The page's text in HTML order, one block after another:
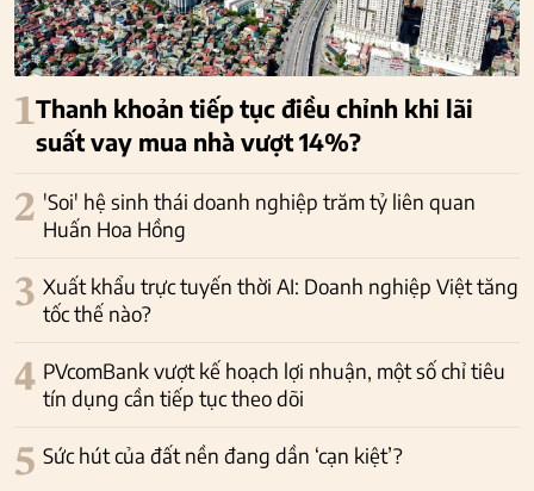
1Thanh khoản tiếp tục điều chỉnh khi lãi
suất vay mua nhà vượt 14%?
2 'Soi' hệ sinh thái doanh nghiệp trăm tỷ liên quan
Huấn Hoa Hồng
3 Xuất khẩu trực tuyến thời AI: Doanh nghiệp Việt tăng
tốc thế nào?
4 PVcomBank vượt kế hoạch lợi nhuận, một số chỉ tiêu
tín dụng cần tiếp tục theo dõi
5 Sức hút của đất nền đang dần ‘cạn kiệt’?